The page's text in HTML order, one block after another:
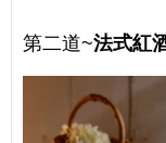
第二道~法式紅